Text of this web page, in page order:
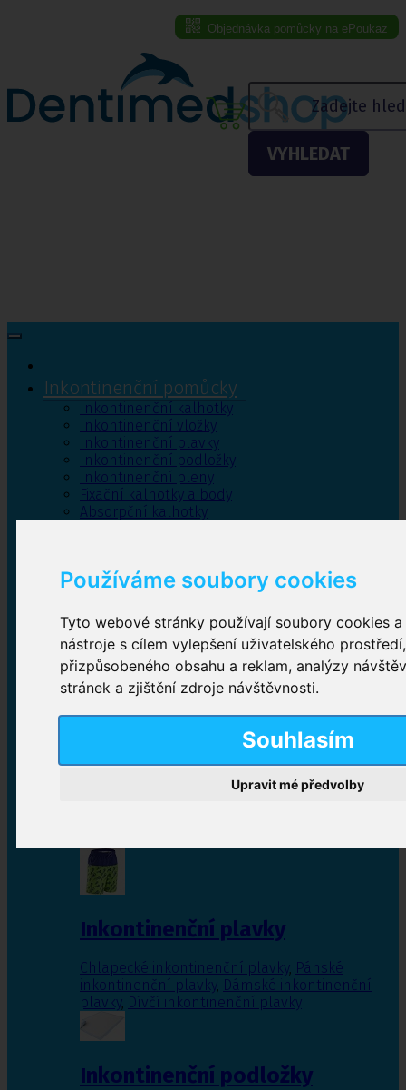
Používáme soubory cookies
Tyto webové stránky používají soubory cookies
nástroje s cílem vylepšení uživatelského
přizpůsobeného obsahu a reklam, analýzy
stránek a zjištění zdroje návštěvnosti.
Souhlasím
Upravit mé předvolby
Objednávka pomůcky na ePoukaz
VYHLEDAT
Inkontinenční pomůcky
Inkontinenční kalhotky
Inkontinenční vložky
Inkontinenční plavky
Inkontinenční podložky
Inkontinenční pleny
Fixační kalhotky a body
Absorpční kalhotky
Inkontinenční kalhotky
Plenkové kalhotky navlékací,Plenkové kalhotky
zalepovací,Inkontinenční kalhotky dámské
Inkontinenční vložky
Inkontinenční plavky
Chlapecké inkontinenční plavky, Pánské
inkontinenční plavky, Dámské inkontinenční
plavky, Dívčí inkontinenční plavky
Inkontinenční podložky